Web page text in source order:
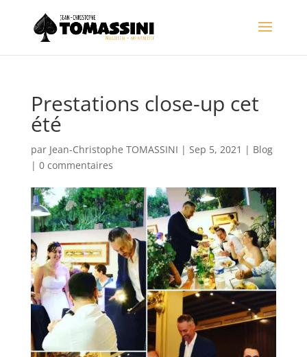
Prestations close-up cet
été
par Jean-Christophe TOMASSINI | Sep 5, 2021 | Blog
| 0 commentaires